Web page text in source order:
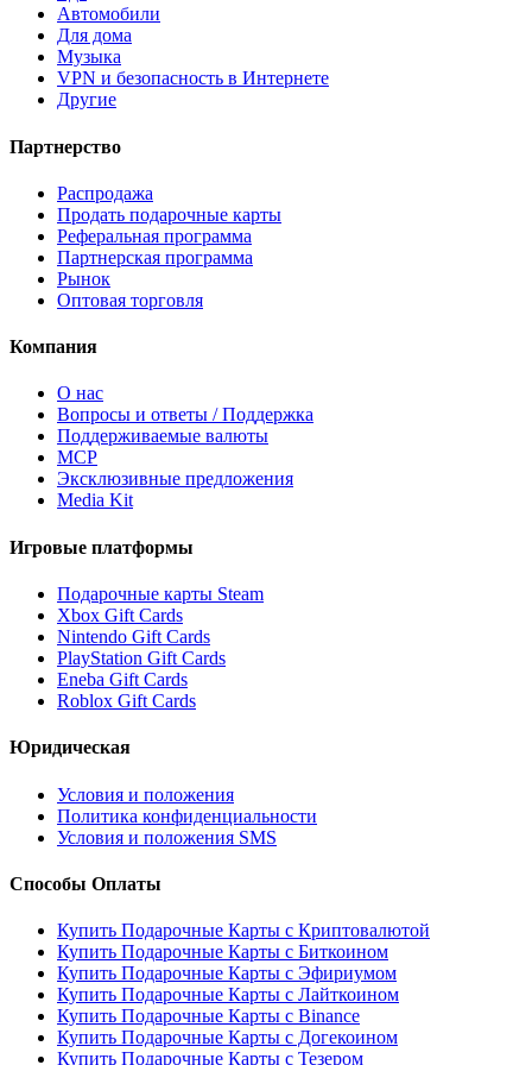
Автомобили
Для дома
Музыка
VPN и безопасность в Интернете
Другие
Партнерство
Распродажа
Продать подарочные карты
Реферальная программа
Партнерская программа
Рынок
Оптовая торговля
Компания
О нас
Вопросы и ответы / Поддержка
Поддерживаемые валюты
MCP
Эксклюзивные предложения
Media Kit
Игровые платформы
Подарочные карты Steam
Xbox Gift Cards
Nintendo Gift Cards
PlayStation Gift Cards
Eneba Gift Cards
Roblox Gift Cards
Юридическая
Условия и положения
Политика конфиденциальности
Условия и положения SMS
Способы Оплаты
Купить Подарочные Карты с Криптовалютой
Купить Подарочные Карты с Биткоином
Купить Подарочные Карты с Эфириумом
Купить Подарочные Карты с Лайткоином
Купить Подарочные Карты с Binance
Купить Подарочные Карты с Догекоином
Купить Подарочные Карты с Тезером